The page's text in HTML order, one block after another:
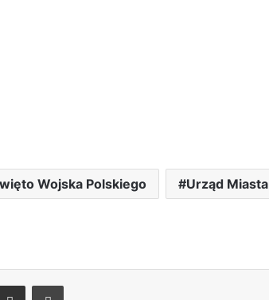
Wojska Polskiego Urząd Miasta
Share via Email Print